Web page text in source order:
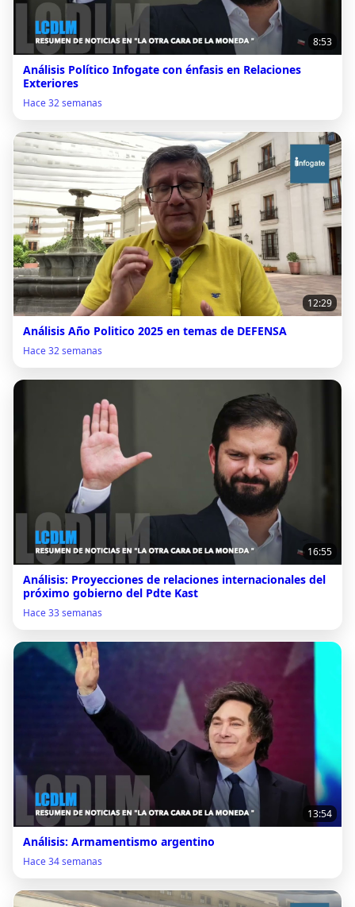
8:53
Análisis Político Infogate con énfasis en Relaciones
Exteriores
Hace 32 semanas
12:29
Análisis Año Politico 2025 en temas de DEFENSA
Hace 32 semanas
16:55
Análisis: Proyecciones de relaciones internacionales del
próximo gobierno del Pdte Kast
Hace 33 semanas
13:54
Análisis: Armamentismo argentino
Hace 34 semanas